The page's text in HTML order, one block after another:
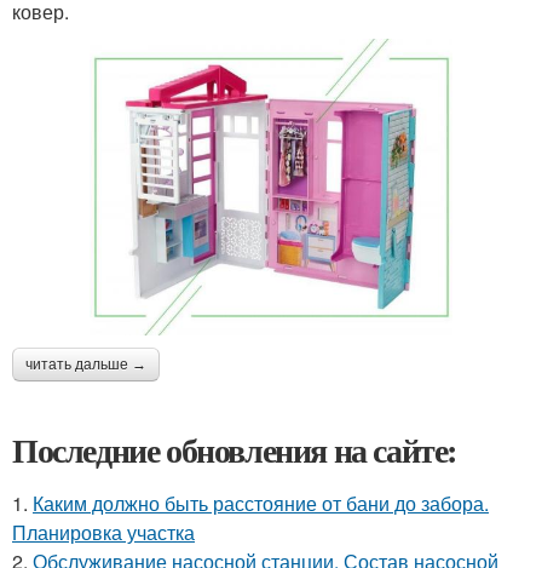
ковер.
читать дальше →
Последние обновления на сайте:
1. Каким должно быть расстояние от бани до забора.
Планировка участка
2. Обслуживание насосной станции. Состав насосной